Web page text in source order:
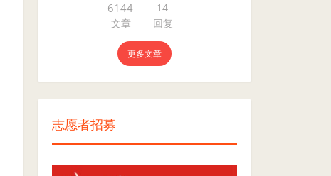
6144
文章
14
回复
更多文章
志愿者招募